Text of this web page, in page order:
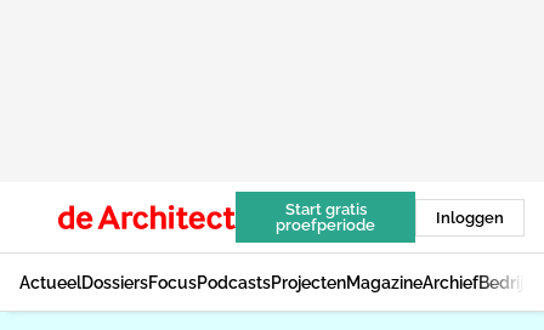
Start gratis
proefperiode
Inloggen
ActueelDossiersFocusPodcastsProjectenMagazineArchief